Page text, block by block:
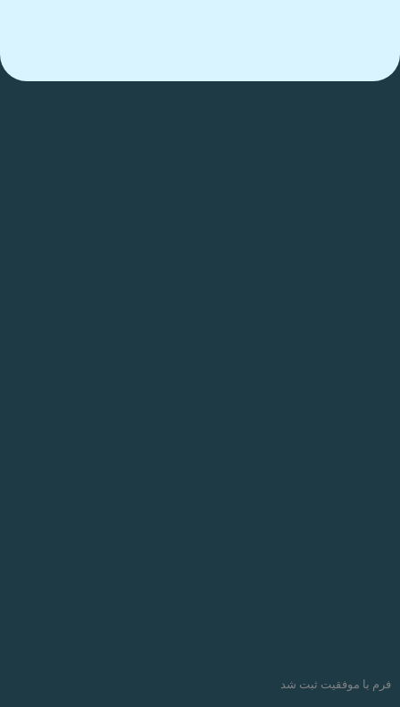
فرم با موفقیت ثبت شد